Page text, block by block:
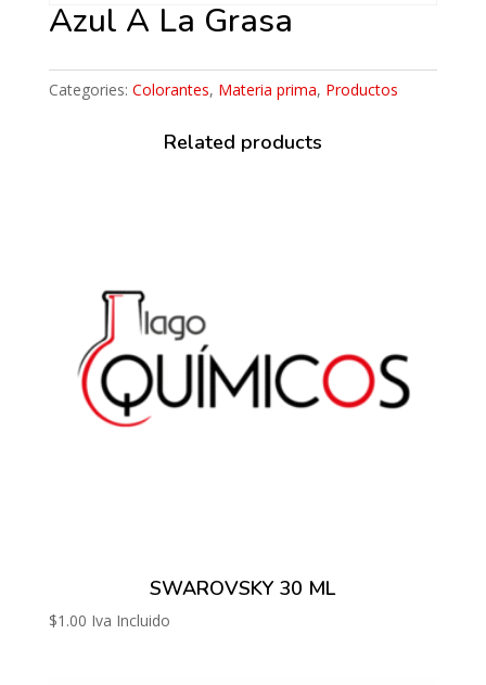
Azul A La Grasa
Categories: Colorantes, Materia prima, Productos
Related products
SWAROVSKY 30 ML
$1.00 Iva Incluido